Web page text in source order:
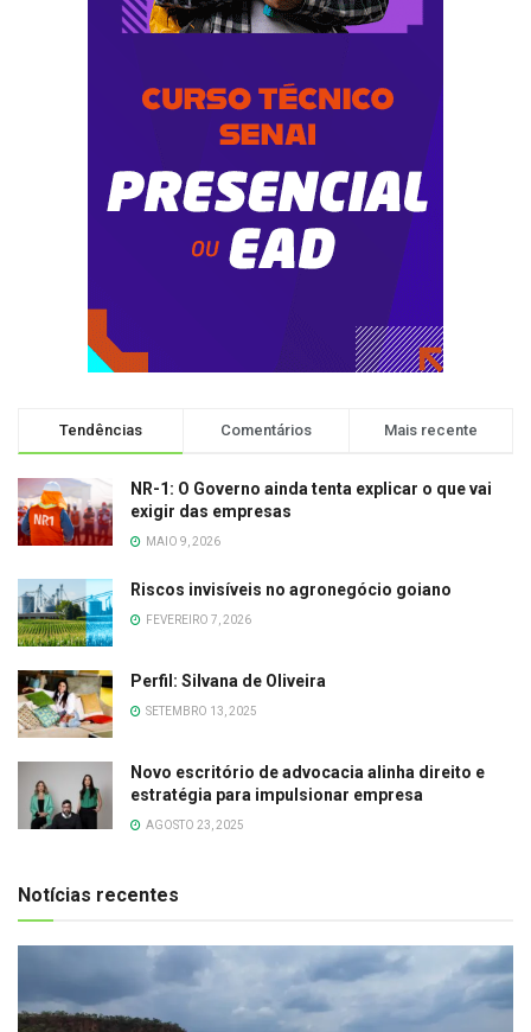
Tendências Comentários Mais recente
NR-1: O Governo ainda tenta explicar o que vai
exigir das empresas
MAIO 9, 2026
Riscos invisíveis no agronegócio goiano
FEVEREIRO 7, 2026
Perfil: Silvana de Oliveira
SETEMBRO 13, 2025
Novo escritório de advocacia alinha direito e
estratégia para impulsionar empresa
AGOSTO 23, 2025
Notícias recentes